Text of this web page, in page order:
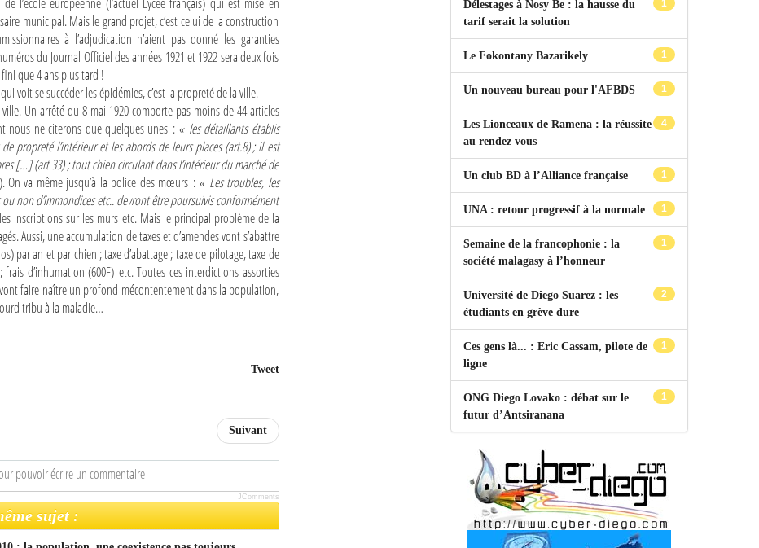
municipal. Mais le grand projet, c’est celui de la construction
à l’adjudication n’aient pas donné les garanties
du Journal Officiel des années 1921 et 1922 sera deux fois
que 4 ans plus tard !
voit se succéder les épidémies, c’est la propreté de la ville.
Un arrêté du 8 mai 1920 comporte pas moins de 44 articles
nous ne citerons que quelques unes : « les détaillants établis
propreté l’intérieur et les abords de leurs places (art.8) ; il est
[…] (art 33) ; tout chien circulant dans l’intérieur du marché de
On va même jusqu’à la police des mœurs : « Les troubles, les
non d’immondices etc.. devront être poursuivis conformément
inscriptions sur les murs etc. Mais le principal problème de la
Aussi, une accumulation de taxes et d’amendes vont s’abattre
par an et par chien ; taxe d’abattage ; taxe de pilotage, taxe de
d’inhumation (600F) etc. Toutes ces interdictions assorties
faire naître un profond mécontentement dans la population,
tribu à la maladie…
Tweet
Suivant
pouvoir écrire un commentaire
JComments
sujet :
1
Délestages à Nosy Be : la hausse du
tarif serait la solution
1
Le Fokontany Bazarikely
1
Un nouveau bureau pour l'AFBDS
4
Les Lionceaux de Ramena : la réussite
au rendez vous
1
Un club BD à l’Alliance française
1
UNA : retour progressif à la normale
1
Semaine de la francophonie : la
société malagasy à l’honneur
2
Université de Diego Suarez : les
étudiants en grève dure
1
Ces gens là... : Eric Cassam, pilote de
ligne
1
ONG Diego Lovako : débat sur le
futur d’Antsiranana